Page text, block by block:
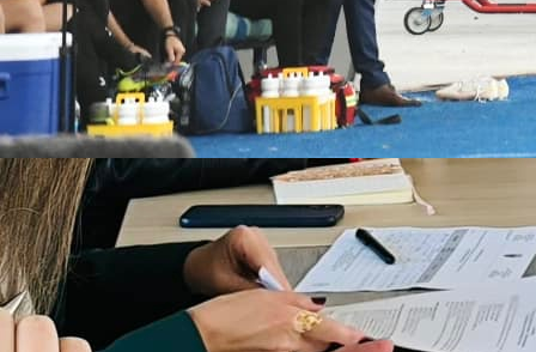
Premijer liga BiH
Nastavljeni radovi na južnoj tribini, Magoda
poručuje: Jug se gradi i neće stati
6 mjesec 3 dan